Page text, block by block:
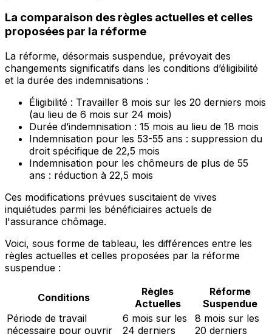
La comparaison des règles actuelles et celles
proposées par la réforme
La réforme, désormais suspendue, prévoyait des
changements significatifs dans les conditions d’éligibilité
et la durée des indemnisations :
Éligibilité : Travailler 8 mois sur les 20 derniers mois
(au lieu de 6 mois sur 24 mois)
Durée d’indemnisation : 15 mois au lieu de 18 mois
Indemnisation pour les 53-55 ans : suppression du
droit spécifique de 22,5 mois
Indemnisation pour les chômeurs de plus de 55
ans : réduction à 22,5 mois
Ces modifications prévues suscitaient de vives
inquiétudes parmi les bénéficiaires actuels de
l'assurance chômage.
Voici, sous forme de tableau, les différences entre les
règles actuelles et celles proposées par la réforme
suspendue :
Conditions
Règles
Actuelles
Réforme
Suspendue
Période de travail
nécessaire pour ouvrir
6 mois sur les
24 derniers
8 mois sur les
20 derniers